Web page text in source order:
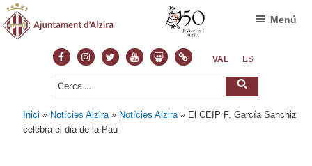
FacebookInstagram
TwitterYoutubeSlideshare
NormasVAL ES
Cerca: Cerca
Menú
Inici » Notícies Alzira » Notícies Alzira » El CEIP F. García Sanchiz
celebra el dia de la Pau